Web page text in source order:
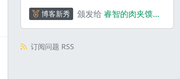
博客新秀 颁发给 睿智的肉夹馍
_rf3Zr
订阅问题 RSS